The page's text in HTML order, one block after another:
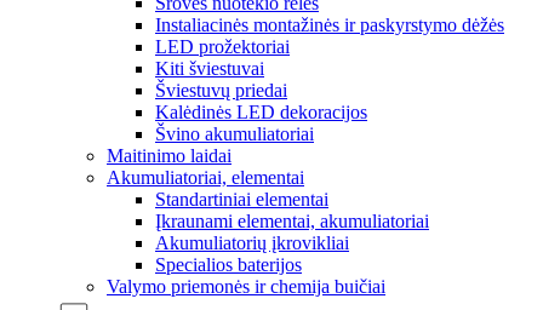
Instaliacinės montažinės ir paskyrstymo dėžės
LED prožektoriai
Kiti šviestuvai
Šviestuvų priedai
Kalėdinės LED dekoracijos
Švino akumuliatoriai
Maitinimo laidai
Akumuliatoriai, elementai
Standartiniai elementai
Įkraunami elementai, akumuliatoriai
Akumuliatorių įkrovikliai
Specialios baterijos
Valymo priemonės ir chemija buičiai